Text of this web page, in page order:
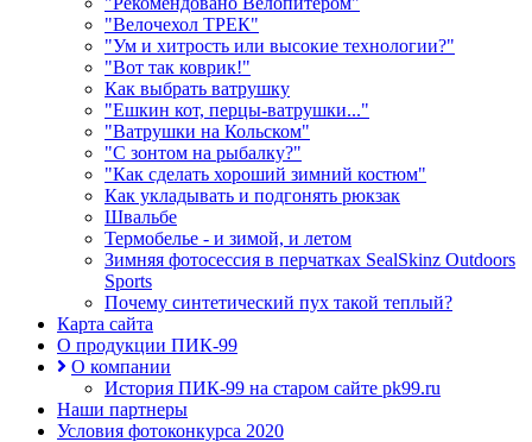
"Велочехол ТРЕК"
"Ум и хитрость или высокие технологии?"
"Вот так коврик!"
Как выбрать ватрушку
"Ешкин кот, перцы-ватрушки..."
"Ватрушки на Кольском"
"С зонтом на рыбалку?"
"Как сделать хороший зимний костюм"
Как укладывать и подгонять рюкзак
Швальбе
Термобелье - и зимой, и летом
Зимняя фотосессия в перчатках SealSkinz Outdoors
Sports
Почему синтетический пух такой теплый?
Карта сайта
О продукции ПИК-99
О компании
История ПИК-99 на старом сайте pk99.ru
Наши партнеры
Условия фотоконкурса 2020